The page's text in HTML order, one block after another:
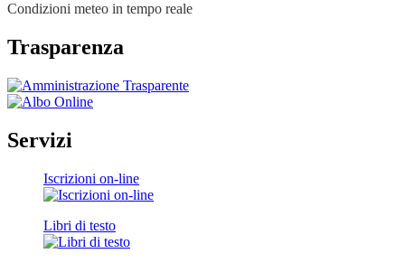
Condizioni meteo in tempo reale
Trasparenza
Servizi
Iscrizioni on-line
Libri di testo